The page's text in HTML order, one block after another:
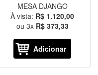
MESA DJANGO
À vista: R$ 1.120,00
ou 3x R$ 373,33
Adicionar